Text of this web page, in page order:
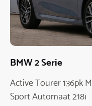
BMW 2 Serie
Active Tourer 136pk
Sport Automaat 218i